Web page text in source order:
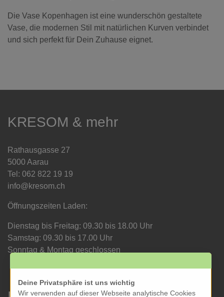
Die Vase Kopenhagen ist eine wunderschön gestaltete
Vase, die modernen Stil mit natürlichen Kurven verbindet
und sich perfekt für Dein Zuhause eignet.
KRESOM & mehr
Rathausgasse 27
5000 Aarau
Tel: 062 822 19 19
info@kresom.ch
Öffnungszeiten Laden:
Dienstag bis Freitag: 09.30 bis 18.00 Uhr
Samstag: 09.30 bis 17.00 Uhr
Sonntag & Montag geschlossen
Deine Privatsphäre ist uns wichtig
Wir verwenden auf dieser Webseite analytische Cookies